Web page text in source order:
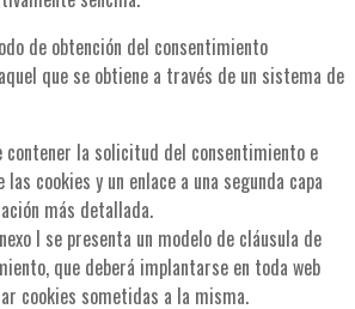
de obtención del consentimiento
que se obtiene a través de un sistema de
contener la solicitud del consentimiento e
cookies y un enlace a una segunda capa
más detallada.
I se presenta un modelo de cláusula de
que deberá implantarse en toda web
cookies sometidas a la misma.